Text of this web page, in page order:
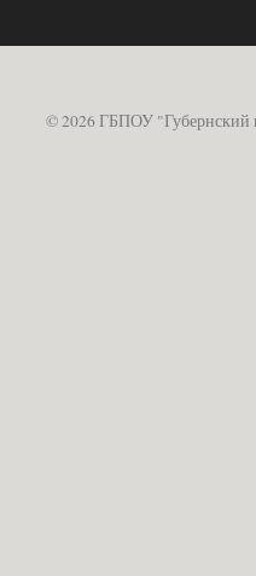
© 2026 ГБПОУ "Губернский